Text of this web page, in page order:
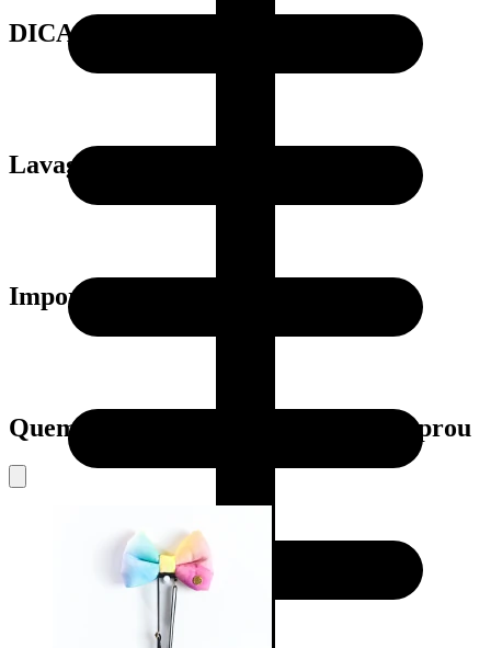
DICAS
Lavagem
Importante:
Quem viu este produto também comprou